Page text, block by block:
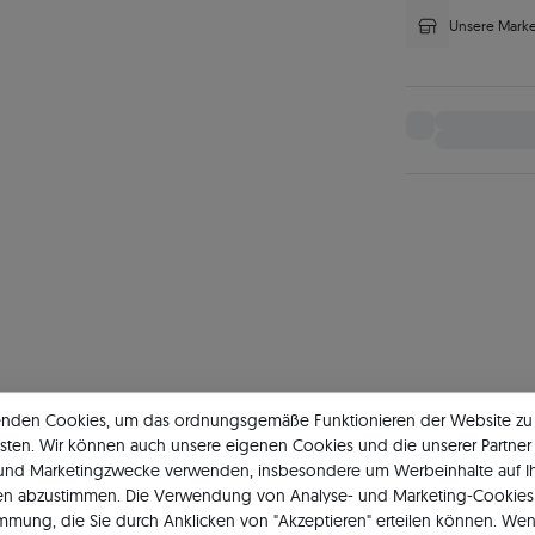
Unsere
aus GoldRinge aus Weißgold mit ZirkoniaRinge aus
Cookies, um das ordnungsgemäße Funktionieren der Website zu
Wir können auch unsere eigenen Cookies und die unserer Partner
Marketingzwecke verwenden, insbesondere um Werbeinhalte auf
abzustimmen. Die Verwendung von Analyse- und Marketing-
die Sie durch Anklicken von "Akzeptieren" erteilen können.